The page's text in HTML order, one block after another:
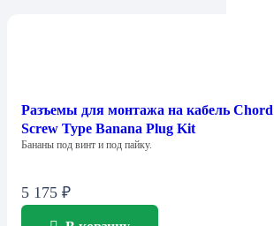
Разъемы для монтажа на кабель
Screw Type Banana Plug Kit
Бананы под винт и под пайку.
5 175 ₽